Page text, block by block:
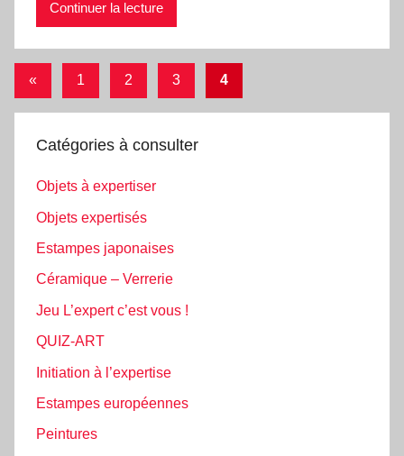
Continuer la lecture
Pagination
des
« Articles
1 2 3 4
Catégories à consulter
Objets à expertiser
Objets expertisés
Estampes japonaises
Céramique – Verrerie
Jeu L’expert c’est vous !
QUIZ-ART
Initiation à l’expertise
Estampes européennes
Peintures